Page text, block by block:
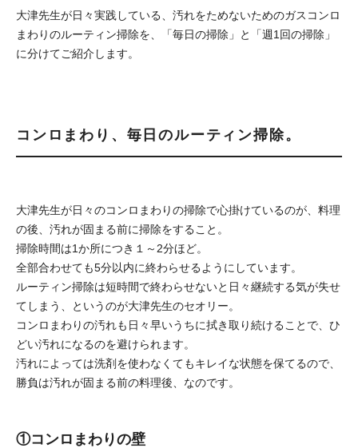
大津先生が日々実践している、汚れをためないためのガスコンロ
まわりのルーティン掃除を、「毎日の掃除」と「週1回の掃除」
に分けてご紹介します。
コンロまわり、毎日のルーティン掃除。
大津先生が日々のコンロまわりの掃除で心掛けているのが、料理
の後、汚れが固まる前に掃除をすること。
掃除時間は1か所につき１～2分ほど。
全部合わせても5分以内に終わらせるようにしています。
ルーティン掃除は短時間で終わらせないと日々継続する気が失せ
てしまう、というのが大津先生のセオリー。
コンロまわりの汚れも日々早いうちに拭き取り続けることで、ひ
どい汚れになるのを避けられます。
汚れによっては洗剤を使わなくてもキレイな状態を保てるので、
勝負は汚れが固まる前の料理後、なのです。
①コンロまわりの壁